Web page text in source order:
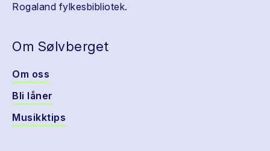
Rogaland fylkesbibliotek.
Om Sølvberget
Om oss
Bli låner
Musikktips